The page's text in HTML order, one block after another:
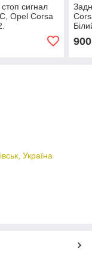
сигнал
Opel Corsa
900
Україна